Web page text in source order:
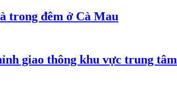
trong đêm ở Cà Mau
giao thông khu vực trung tâm